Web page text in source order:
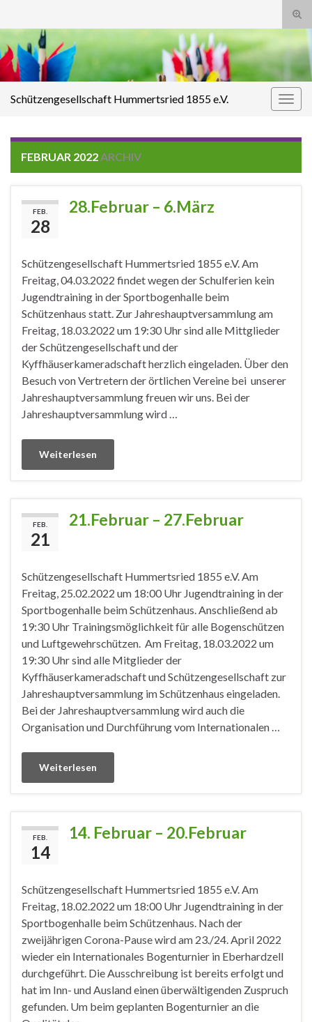
Search for:
Schützengesellschaft Hummertsried 1855 e.V.
FEBRUAR 2022ARCHIV
FEB.
28
28.Februar – 6.März
Schützengesellschaft Hummertsried 1855 e.V. Am
Freitag, 04.03.2022 findet wegen der Schulferien kein
Jugendtraining in der Sportbogenhalle beim
Schützenhaus statt. Zur Jahreshauptversammlung am
Freitag, 18.03.2022 um 19:30 Uhr sind alle Mittglieder
der Schützengesellschaft und der
Kyffhäuserkameradschaft herzlich eingeladen. Über den
Besuch von Vertretern der örtlichen Vereine bei unserer
Jahreshauptversammlung freuen wir uns. Bei der
Jahreshauptversammlung wird …
Weiterlesen
FEB.
21
21.Februar – 27.Februar
Schützengesellschaft Hummertsried 1855 e.V. Am
Freitag, 25.02.2022 um 18:00 Uhr Jugendtraining in der
Sportbogenhalle beim Schützenhaus. Anschließend ab
19:30 Uhr Trainingsmöglichkeit für alle Bogenschützen
und Luftgewehrschützen. Am Freitag, 18.03.2022 um
19:30 Uhr sind alle Mitglieder der
Kyffhäuserkameradschaft und Schützengesellschaft zur
Jahreshauptversammlung im Schützenhaus eingeladen.
Bei der Jahreshauptversammlung wird auch die
Organisation und Durchführung vom Internationalen …
Weiterlesen
FEB.
14
14. Februar – 20.Februar
Schützengesellschaft Hummertsried 1855 e.V. Am
Freitag, 18.02.2022 um 18:00 Uhr Jugendtraining in der
Sportbogenhalle beim Schützenhaus. Nach der
zweijährigen Corona-Pause wird am 23./24. April 2022
wieder ein Internationales Bogenturnier in Eberhardzell
durchgeführt. Die Ausschreibung ist bereits erfolgt und
hat im Inn- und Ausland einen überwältigenden Zuspruch
gefunden. Um beim geplanten Bogenturnier an die